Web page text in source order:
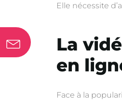
Elle nécessite
La
en
Face à la